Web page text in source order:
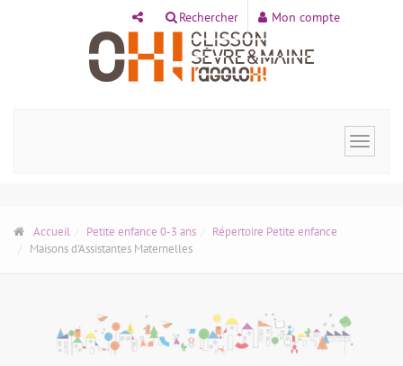
Rechercher Mon compte
Toggle
Accueil Petite enfance 0-3 ans
Répertoire Petite enfance
Maisons d'Assistantes Maternelles
Panneau de gestion des cookies